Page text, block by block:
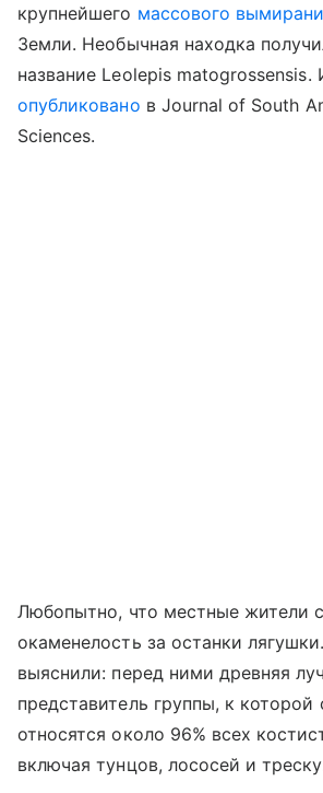
крупнейшего массового
Земли. Необычная находка
название Leolepis matogrossensis.
опубликовано в Journal of South
Sciences.
Любопытно, что местные жители
окаменелость за останки
выяснили: перед ними древняя
представитель группы, к которой
относятся около 96% всех
включая тунцов, лососей и